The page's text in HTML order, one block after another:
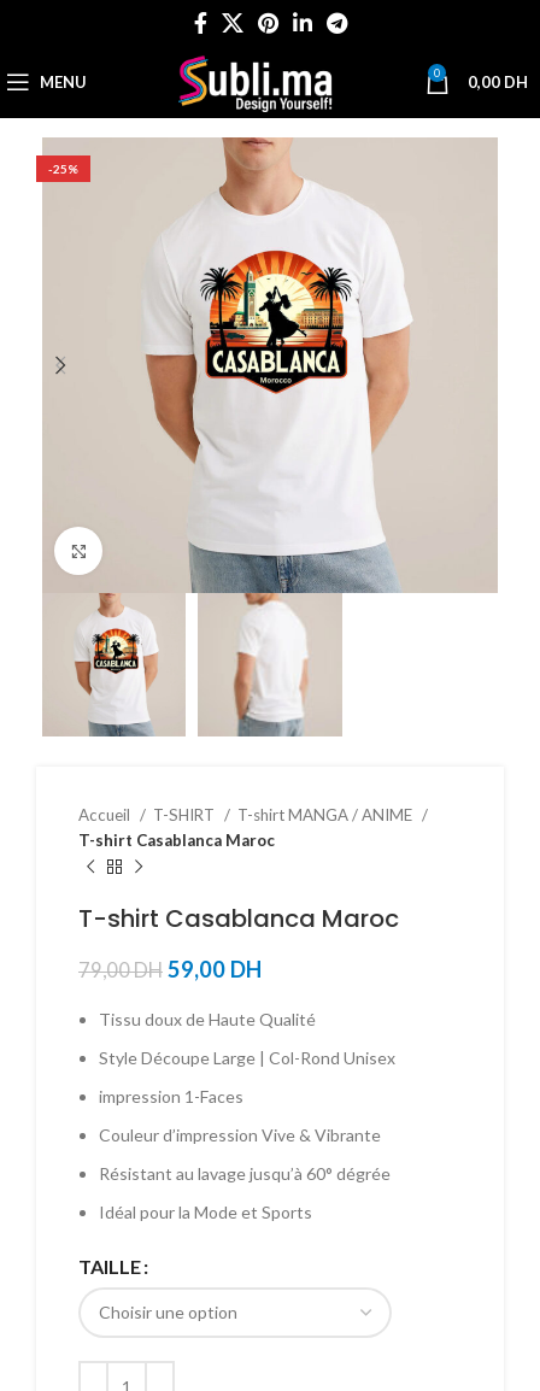
MENU 0 0,00 DH
-25%
Click to enlarge
Accueil T-SHIRT
T-shirt MANGA / ANIME
T-shirt Casablanca Maroc
T-shirt Casablanca Maroc
79,00DH 59,00 DH
Tissu doux de Haute Qualité
Style Découpe Large | Col-Rond Unisex
impression 1-Faces
Couleur d’impression Vive & Vibrante
Résistant au lavage jusqu’à 60° dégrée
Idéal pour la Mode et Sports
TAILLE